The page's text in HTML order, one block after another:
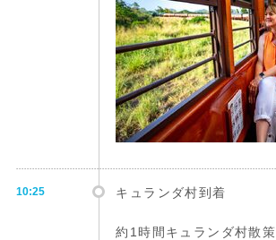
10:25 キュランダ村到着
約1時間キュランダ村散策